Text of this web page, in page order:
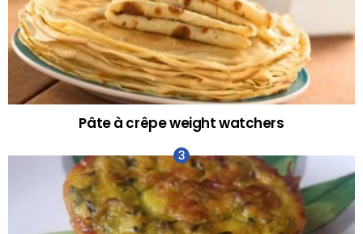
Pâte à crêpe weight watchers